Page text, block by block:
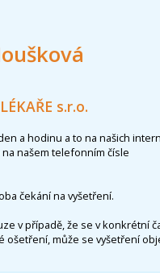
s.r.o.
a hodinu a to na našich
našem telefonním čísle
čekání na vyšetření.
v případě, že se v konkrétní
ošetření, může se vyšetření